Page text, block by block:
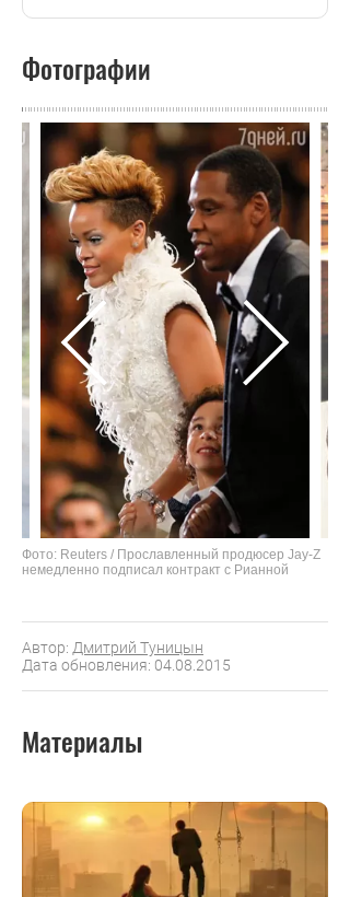
Фотографии
Фото: Reuters / Прославленный продюсер Jay-Z
немедленно подписал контракт с Рианной
Автор: Дмитрий Туницын
Дата обновления: 04.08.2015
Материалы